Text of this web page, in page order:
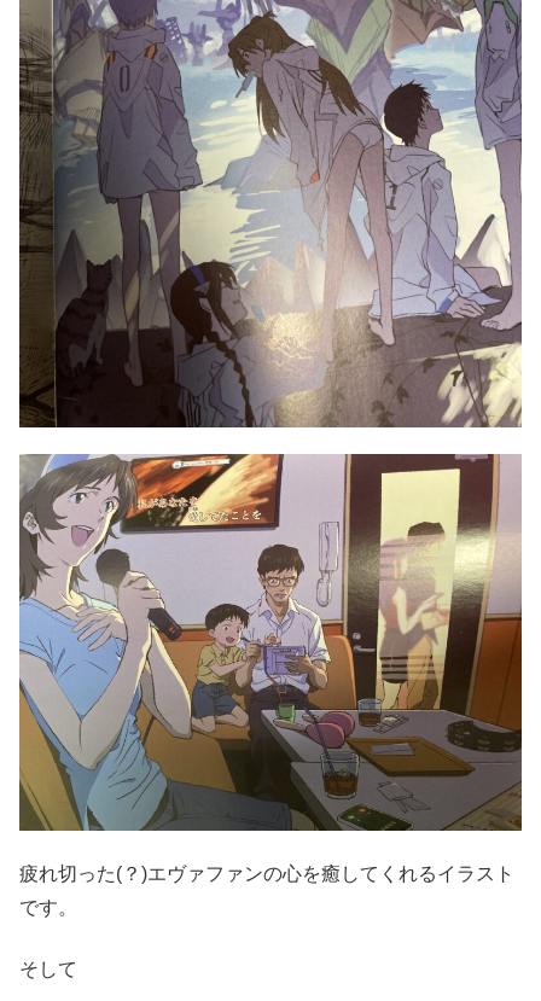
疲れ切った(？)エヴァファンの心を癒してくれるイラスト
です。
そして